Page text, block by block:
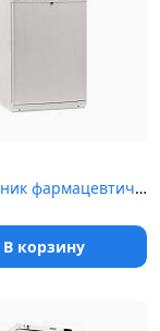
Холодильник фармацевтический двухкамерный POZIS ХФД-280-1 белый д...
В корзину